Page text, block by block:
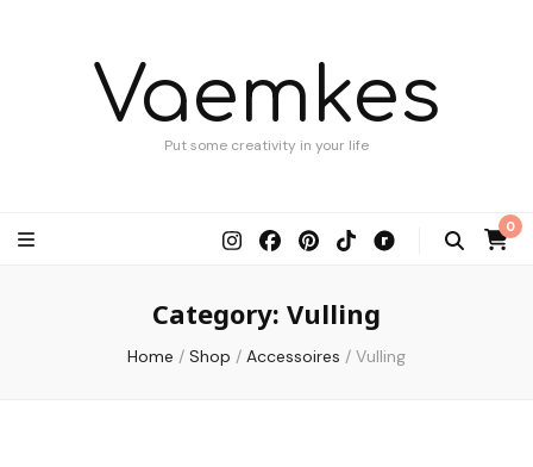
Vaemkes
Put some creativity in your life
0
Category: Vulling
Home / Shop / Accessoires / Vulling